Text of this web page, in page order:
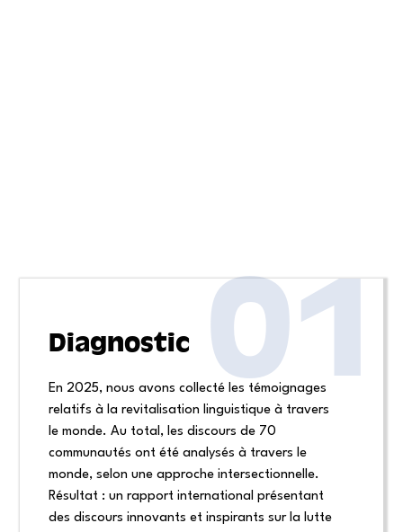
Diagnostic
En 2025, nous avons collecté les témoignages
relatifs à la revitalisation linguistique à travers
le monde. Au total, les discours de 70
communautés ont été analysés à travers le
monde, selon une approche intersectionnelle.
Résultat : un rapport international présentant
des discours innovants et inspirants sur la lutte
01